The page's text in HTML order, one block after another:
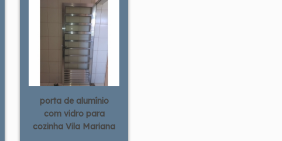
porta de alumínio
com vidro para
cozinha Vila Mariana